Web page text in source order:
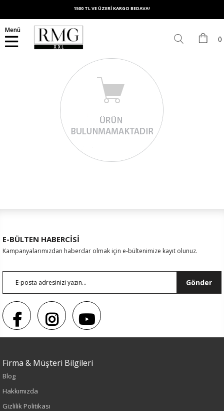
1500 TL VE ÜZERİ KARGO BEDAVA!
Menü
E-BÜLTEN HABERCİSİ
Kampanyalarımızdan haberdar olmak için e-bültenimize kayıt olunuz.
Gönder
Firma & Müşteri Bilgileri
Blog
Hakkımızda
Gizlilik Politikası